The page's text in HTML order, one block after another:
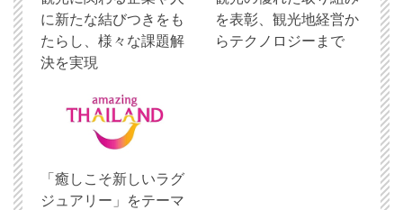
に新たな結びつきをも
たらし、様々な課題解
決を実現
を表彰、観光地経営か
らテクノロジーまで
「癒しこそ新しいラグ
ジュアリー」をテーマ